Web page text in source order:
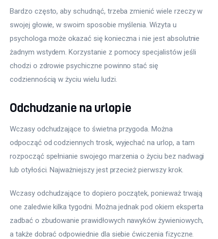
Bardzo często, aby schudnąć, trzeba zmienić wiele rzeczy w
swojej głowie, w swoim sposobie myślenia. Wizyta u
psychologa może okazać się konieczna i nie jest absolutnie
żadnym wstydem. Korzystanie z pomocy specjalistów jeśli
chodzi o zdrowie psychiczne powinno stać się
codziennością w życiu wielu ludzi.
Odchudzanie na urlopie
Wczasy odchudzające to świetna przygoda. Można
odpocząć od codziennych trosk, wyjechać na urlop, a tam
rozpocząć spełnianie swojego marzenia o życiu bez nadwagi
lub otyłości. Najważniejszy jest przecież pierwszy krok.
Wczasy odchudzające to dopiero początek, ponieważ trwają
one zaledwie kilka tygodni. Można jednak pod okiem eksperta
zadbać o zbudowanie prawidłowych nawyków żywieniowych,
a także dobrać odpowiednie dla siebie ćwiczenia fizyczne.